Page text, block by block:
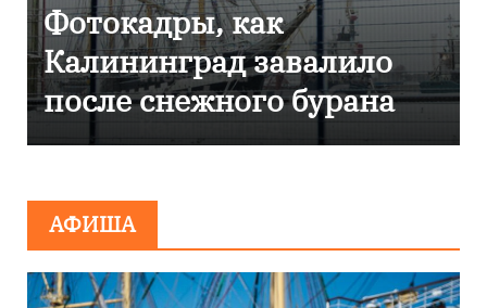
Фоторепортаж как в
Калининграде
эвакуировали ТЦ из-за
сообщения о
АФИША